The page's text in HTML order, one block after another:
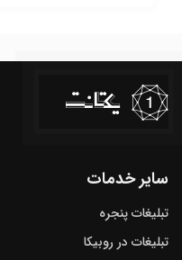
سایر خدمات
تبلیغات پنجره
تبلیغات در روبیکا